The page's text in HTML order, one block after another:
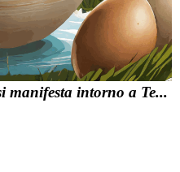
intorno a Te...